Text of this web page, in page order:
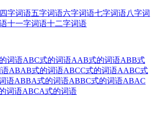
四字词语五字词语六字词语七字词语八字词
十一字词语十二字词语
词语ABC式的词语AAB式的词语ABB式
ABAB式的词语ABCC式的词语AABC式
语ABBA式的词语ABBC式的词语ABAC
词语ABCA式的词语